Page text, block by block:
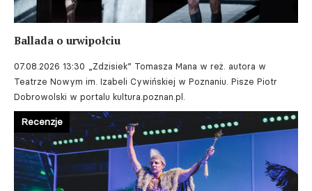
Ballada o urwipołciu
07.08.2026 13:30 „Zdzisiek” Tomasza Mana w reż. autora w
Teatrze Nowym im. Izabeli Cywińskiej w Poznaniu. Pisze Piotr
Dobrowolski w portalu kultura.poznan.pl.
Recenzje